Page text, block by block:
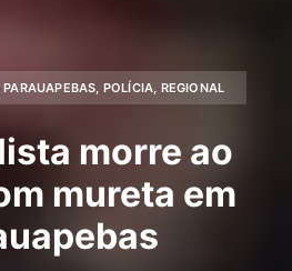
PARAUAPEBAS, POLÍCIA, REGIONAL
morre ao
mureta em